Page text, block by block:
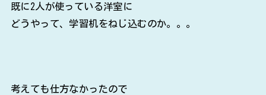
既に2人が使っている洋室に
どうやって、学習机をねじ込むのか。。。
考えても仕方なかったので